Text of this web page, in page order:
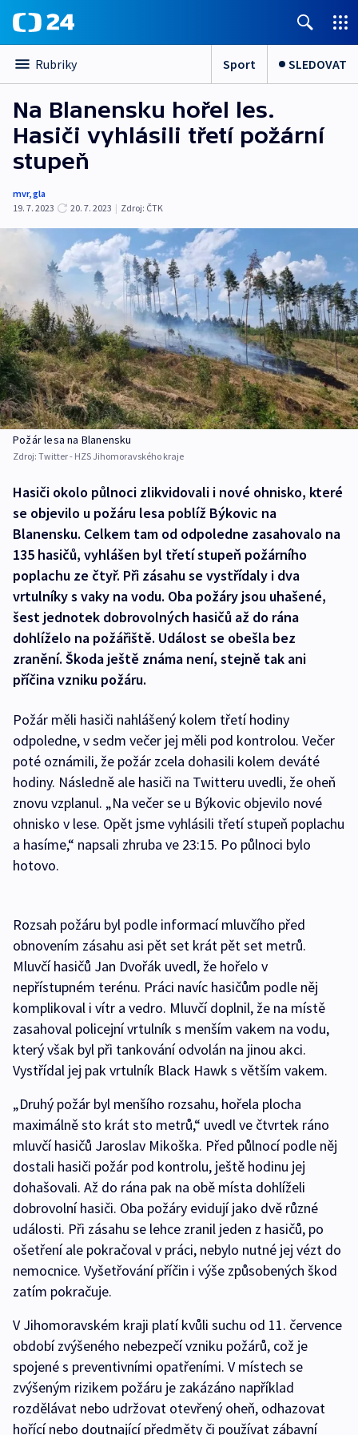
Rubriky Sport SLEDOVAT
Na Blanensku hořel les.
Hasiči vyhlásili třetí požární
stupeň
mvr,gla
19. 7. 2023
20. 7. 2023 | Zdroj: ČTK
Požár lesa na Blanensku
Zdroj: Twitter - HZS Jihomoravského kraje
Hasiči okolo půlnoci zlikvidovali i nové ohnisko, které
se objevilo u požáru lesa poblíž Býkovic na
Blanensku. Celkem tam od odpoledne zasahovalo na
135 hasičů, vyhlášen byl třetí stupeň požárního
poplachu ze čtyř. Při zásahu se vystřídaly i dva
vrtulníky s vaky na vodu. Oba požáry jsou uhašené,
šest jednotek dobrovolných hasičů až do rána
dohlíželo na požářiště. Událost se obešla bez
zranění. Škoda ještě známa není, stejně tak ani
příčina vzniku požáru.
Požár měli hasiči nahlášený kolem třetí hodiny
odpoledne, v sedm večer jej měli pod kontrolou. Večer
poté oznámili, že požár zcela dohasili kolem deváté
hodiny. Následně ale hasiči na Twitteru uvedli, že oheň
znovu vzplanul. „Na večer se u Býkovic objevilo nové
ohnisko v lese. Opět jsme vyhlásili třetí stupeň poplachu
a hasíme,“ napsali zhruba ve 23:15. Po půlnoci bylo
hotovo.
Rozsah požáru byl podle informací mluvčího před
obnovením zásahu asi pět set krát pět set metrů.
Mluvčí hasičů Jan Dvořák uvedl, že hořelo v
nepřístupném terénu. Práci navíc hasičům podle něj
komplikoval i vítr a vedro. Mluvčí doplnil, že na místě
zasahoval policejní vrtulník s menším vakem na vodu,
který však byl při tankování odvolán na jinou akci.
Vystřídal jej pak vrtulník Black Hawk s větším vakem.
„Druhý požár byl menšího rozsahu, hořela plocha
maximálně sto krát sto metrů,“ uvedl ve čtvrtek ráno
mluvčí hasičů Jaroslav Mikoška. Před půlnocí podle něj
dostali hasiči požár pod kontrolu, ještě hodinu jej
dohašovali. Až do rána pak na obě místa dohlíželi
dobrovolní hasiči. Oba požáry evidují jako dvě různé
události. Při zásahu se lehce zranil jeden z hasičů, po
ošetření ale pokračoval v práci, nebylo nutné jej vézt do
nemocnice. Vyšetřování příčin i výše způsobených škod
zatím pokračuje.
V Jihomoravském kraji platí kvůli suchu od 11. července
období zvýšeného nebezpečí vzniku požárů, což je
spojené s preventivními opatřeními. V místech se
zvýšeným rizikem požáru je zakázáno například
rozdělávat nebo udržovat otevřený oheň, odhazovat
hořící nebo doutnající předměty či používat zábavní